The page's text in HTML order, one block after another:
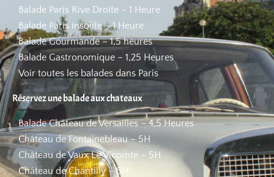
Balade Paris Rive Droite – 1 Heure
Balade Paris insolite – 1 Heure
Balade Gourmande – 1,5 heures
Balade Gastronomique – 1,25 Heures
Voir toutes les balades dans Paris
Réservez une balade aux chateaux
Balade Château de Versailles – 4,5 Heures
Château de Fontainebleau – 5H
Château de Vaux Le Vicomte – 5H
Château de Chantilly – 5H